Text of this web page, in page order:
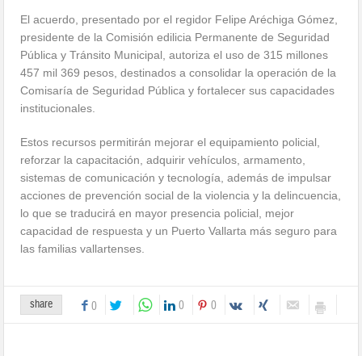
El acuerdo, presentado por el regidor Felipe Aréchiga Gómez,
presidente de la Comisión edilicia Permanente de Seguridad
Pública y Tránsito Municipal, autoriza el uso de 315 millones
457 mil 369 pesos, destinados a consolidar la operación de la
Comisaría de Seguridad Pública y fortalecer sus capacidades
institucionales.
Estos recursos permitirán mejorar el equipamiento policial,
reforzar la capacitación, adquirir vehículos, armamento,
sistemas de comunicación y tecnología, además de impulsar
acciones de prevención social de la violencia y la delincuencia,
lo que se traducirá en mayor presencia policial, mejor
capacidad de respuesta y un Puerto Vallarta más seguro para
las familias vallartenses.
share 0 0 0